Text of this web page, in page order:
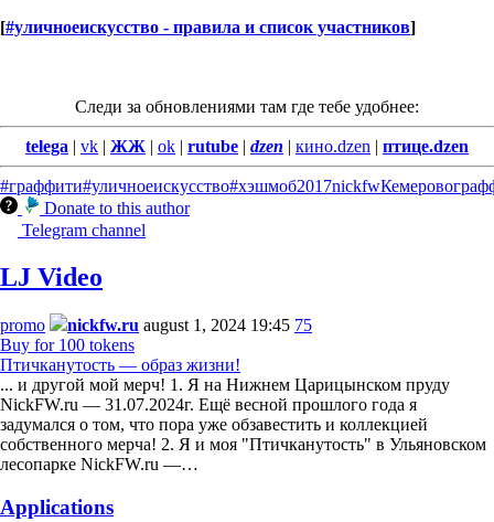
[#уличноеискусство - правила и список участников]
Следи за обновлениями там где тебе удобнее:
telega | vk | ЖЖ | ok | rutube | dzen | кино.dzen | птице.dzen
#граффити#уличноеискусство#хэшмоб2017nickfwКемерово
Donate to this author
Telegram channel
LJ Video
promo nickfw.ru august 1, 2024 19:45 75
Buy for 100 tokens
Птичканутость — образ жизни!
... и другой мой мерч! 1. Я на Нижнем Царицынском пруду
NickFW.ru — 31.07.2024г. Ещё весной прошлого года я
задумался о том, что пора уже обзавестить и коллекцией
собственного мерча! 2. Я и моя "Птичканутость" в Ульяновском
лесопарке NickFW.ru —…
Applications